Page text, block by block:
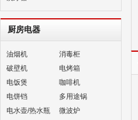
厨房电器
油烟机
消毒柜
破壁机
电烤箱
电饭煲
咖啡机
电饼铛
多用途锅
电水壶/热水瓶
微波炉